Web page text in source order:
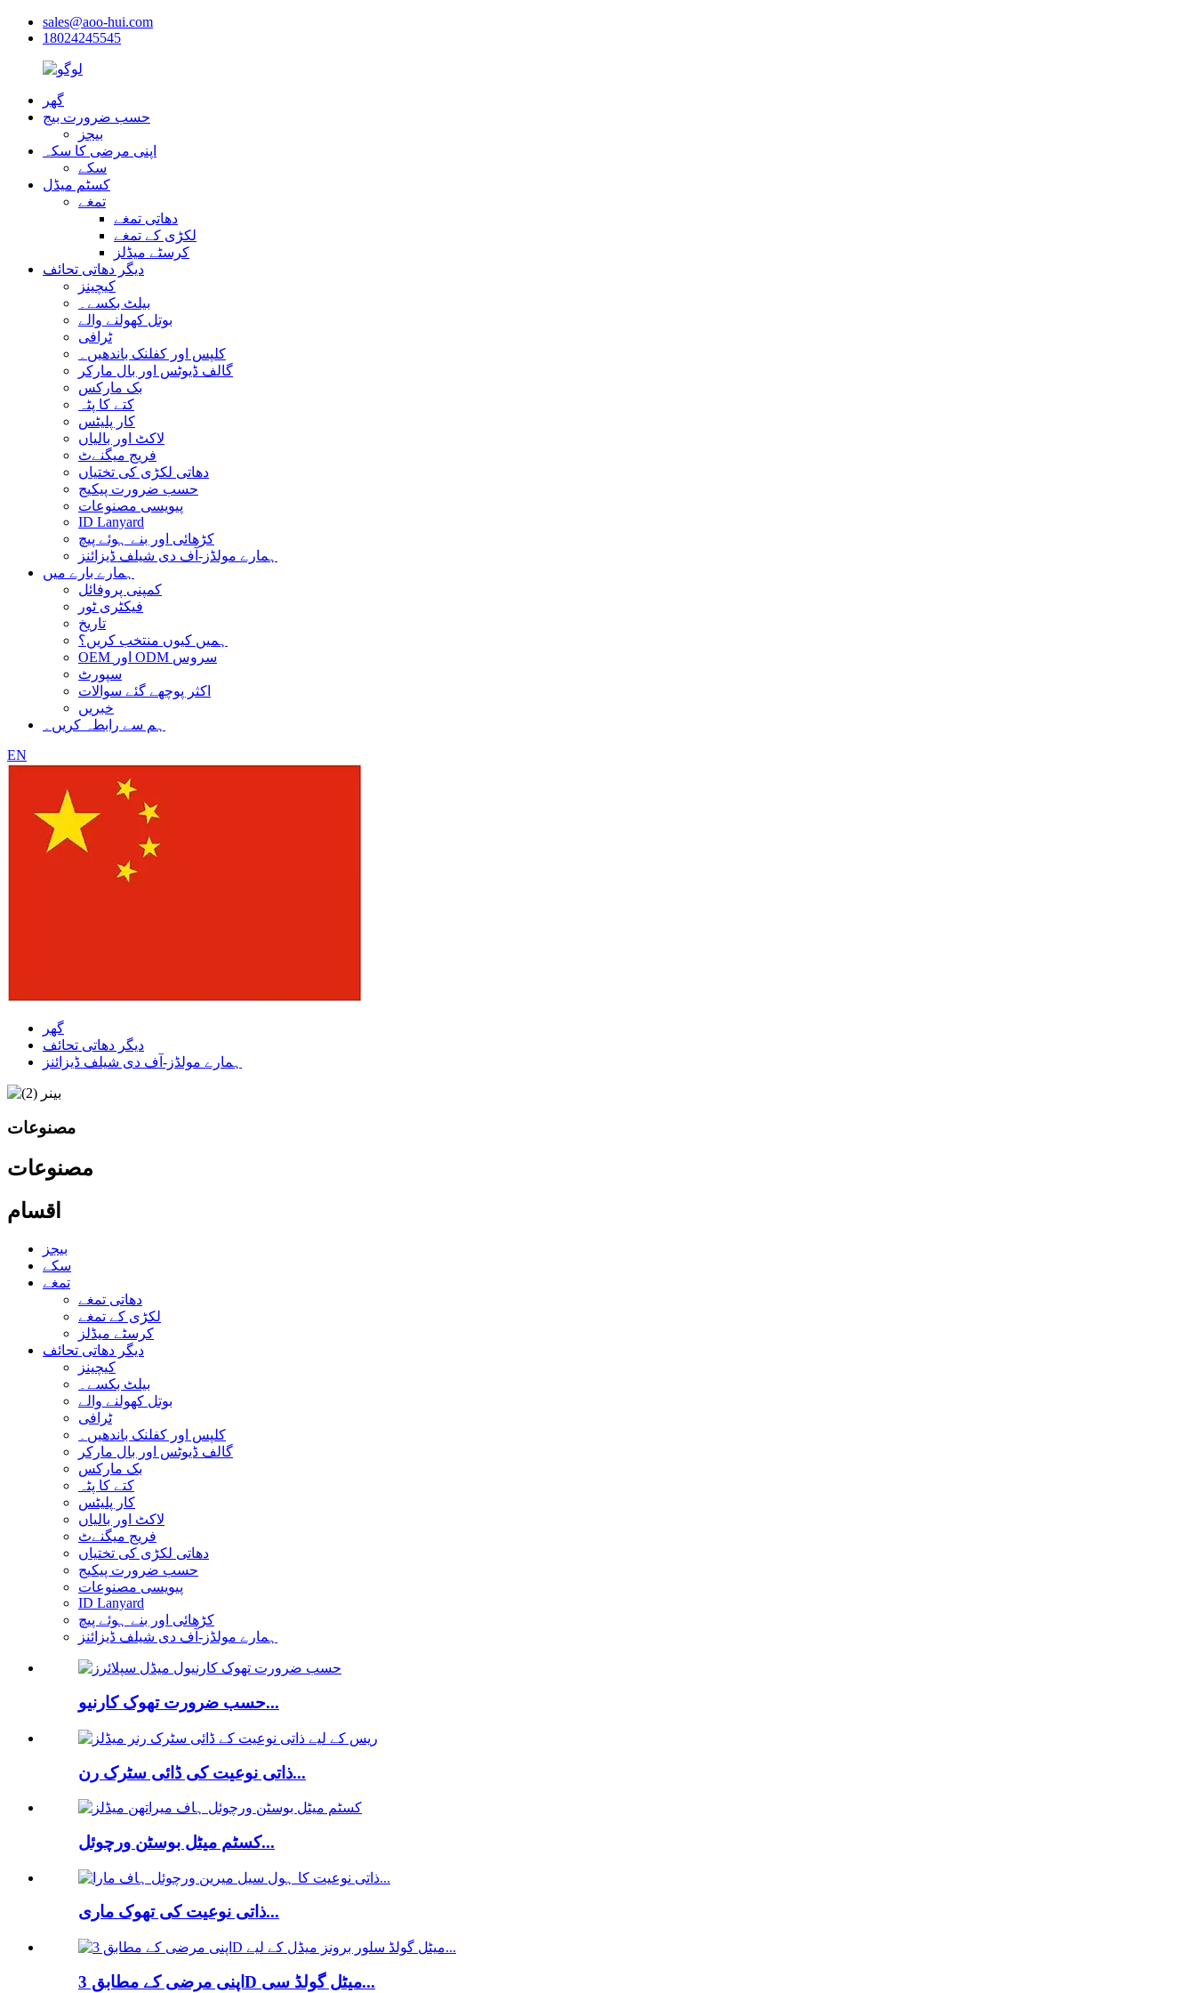
sales@aoo-hui.com
18024245545
گھر
حسب ضرورت بیج
بیجز
اپنی مرضی کا سکہ
سکے
کسٹم میڈل
تمغے
دھاتی تمغے
لکڑی کے تمغے
کرسٹے میڈلز
دیگر دھاتی تحائف
کیچینز
بیلٹ بکسے۔
بوتل کھولنے والے
ٹرافی
کلپس اور کفلنک باندھیں۔
گالف ڈیوٹس اور بال مارکر
بک مارکس
کتے کا پٹہ
کار پلیٹس
لاکٹ اور بالیاں
فریج میگنےٹ
دھاتی لکڑی کی تختیاں
حسب ضرورت پیکیج
پیویسی مصنوعات
ID Lanyard
کڑھائی اور بنے ہوئے پیچ
ہمارے مولڈز-آف دی شیلف ڈیزائنز
ہمارے بارے میں
کمپنی پروفائل
فیکٹری ٹور
تاریخ
ہمیں کیوں منتخب کریں؟
OEM اور ODM سروس
سپورٹ
اکثر پوچھے گئے سوالات
خبریں
ہم سے رابطہ کریں۔
EN
گھر
دیگر دھاتی تحائف
ہمارے مولڈز-آف دی شیلف ڈیزائنز
مصنوعات
مصنوعات
اقسام
بیجز
سکے
تمغے
دھاتی تمغے
لکڑی کے تمغے
کرسٹے میڈلز
دیگر دھاتی تحائف
کیچینز
بیلٹ بکسے۔
بوتل کھولنے والے
ٹرافی
کلپس اور کفلنک باندھیں۔
گالف ڈیوٹس اور بال مارکر
بک مارکس
کتے کا پٹہ
کار پلیٹس
لاکٹ اور بالیاں
فریج میگنےٹ
دھاتی لکڑی کی تختیاں
حسب ضرورت پیکیج
پیویسی مصنوعات
ID Lanyard
کڑھائی اور بنے ہوئے پیچ
ہمارے مولڈز-آف دی شیلف ڈیزائنز
حسب ضرورت تھوک کارنیو...
ذاتی نوعیت کی ڈائی سٹرک رن...
کسٹم میٹل بوسٹن ورچوئل...
ذاتی نوعیت کی تھوک ماری...
اپنی مرضی کے مطابق 3D میٹل گولڈ سی...